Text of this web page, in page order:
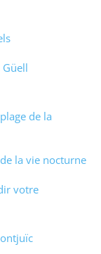
Güell
de la
la vie nocturne
votre